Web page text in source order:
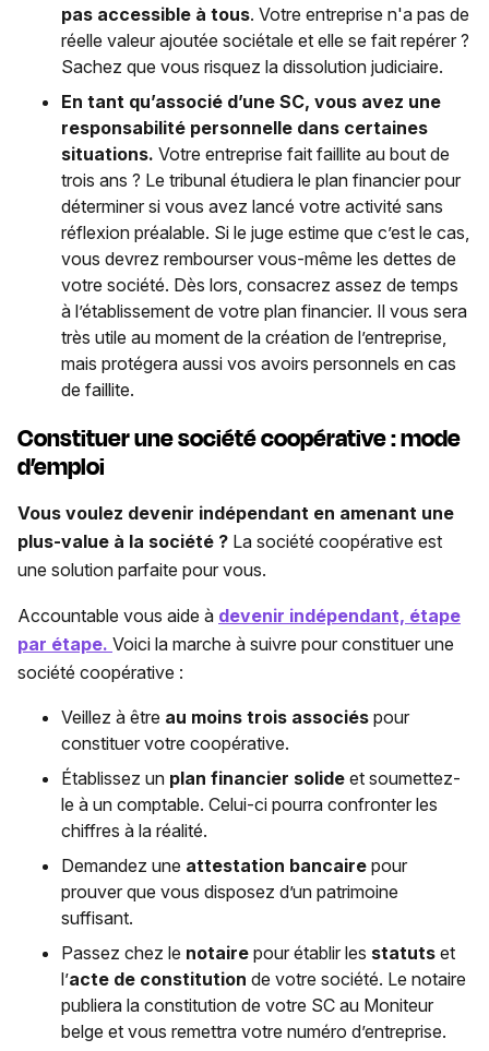
pas accessible à tous. Votre entreprise n'a pas de
réelle valeur ajoutée sociétale et elle se fait repérer ?
Sachez que vous risquez la dissolution judiciaire.
En tant qu’associé d’une SC, vous avez une
responsabilité personnelle dans certaines
situations. Votre entreprise fait faillite au bout de
trois ans ? Le tribunal étudiera le plan financier pour
déterminer si vous avez lancé votre activité sans
réflexion préalable. Si le juge estime que c’est le cas,
vous devrez rembourser vous-même les dettes de
votre société. Dès lors, consacrez assez de temps
à l’établissement de votre plan financier. Il vous sera
très utile au moment de la création de l’entreprise,
mais protégera aussi vos avoirs personnels en cas
de faillite.
Constituer une société coopérative : mode
d’emploi
Vous voulez devenir indépendant en amenant une
plus-value à la société ? La société coopérative est
une solution parfaite pour vous.
Accountable vous aide à devenir indépendant, étape
par étape. Voici la marche à suivre pour constituer une
société coopérative :
Veillez à être au moins trois associés pour
constituer votre coopérative.
Établissez un plan financier solide et soumettez-
le à un comptable. Celui-ci pourra confronter les
chiffres à la réalité.
Demandez une attestation bancaire pour
prouver que vous disposez d’un patrimoine
suffisant.
Passez chez le notaire pour établir les statuts et
l’acte de constitution de votre société. Le notaire
publiera la constitution de votre SC au Moniteur
belge et vous remettra votre numéro d’entreprise.